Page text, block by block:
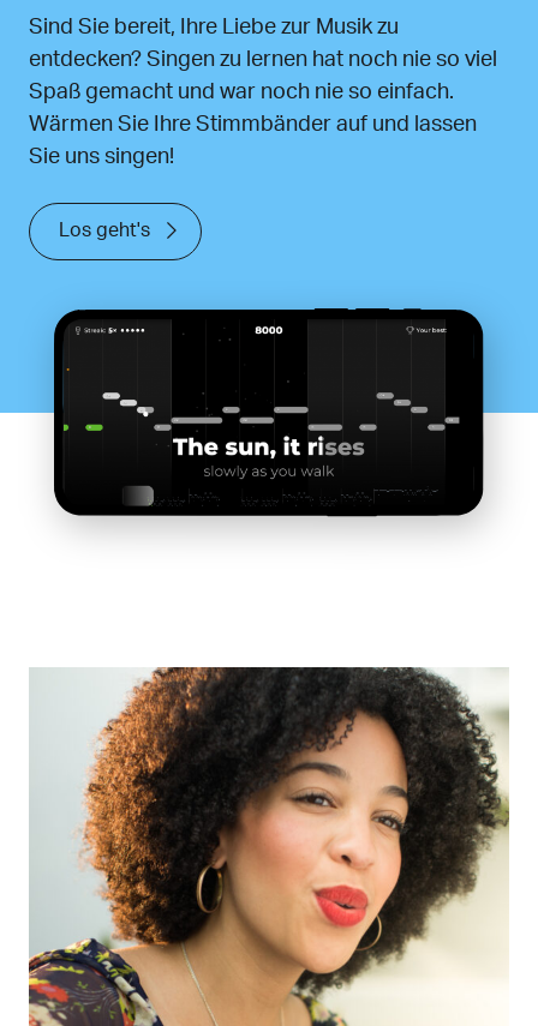
Sind Sie bereit, Ihre Liebe zur Musik zu
entdecken? Singen zu lernen hat noch nie so viel
Spaß gemacht und war noch nie so einfach.
Wärmen Sie Ihre Stimmbänder auf und lassen
Sie uns singen!
Los geht's